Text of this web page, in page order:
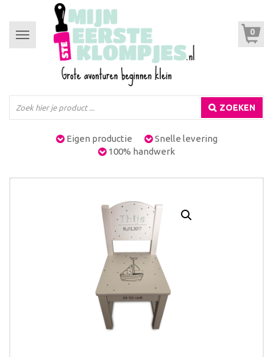
Toggle
navigation
0
ZOEKEN
Eigen productie
Snelle levering
100% handwerk